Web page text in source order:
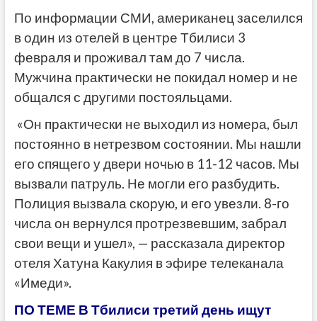
По информации СМИ, американец заселился
в один из отелей в центре Тбилиси 3
февраля и проживал там до 7 числа.
Мужчина практически не покидал номер и не
общался с другими постояльцами.
«Он практически не выходил из номера, был
постоянно в нетрезвом состоянии. Мы нашли
его спящего у двери ночью в 11-12 часов. Мы
вызвали патруль. Не могли его разбудить.
Полиция вызвала скорую, и его увезли. 8-го
числа он вернулся протрезвевшим, забрал
свои вещи и ушел», — рассказала директор
отеля Хатуна Какулия в эфире телеканала
«Имеди».
ПО ТЕМЕ В Тбилиси третий день ищут